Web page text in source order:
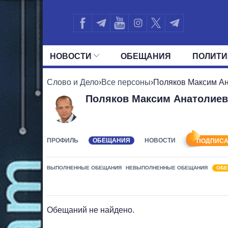
НОВОСТИ ОБЕЩАНИЯ
ВСЕ ПОЛИТИКИ ПРЕЗИДЕНТ И
Слово и Дело›Все персоны›Поляков Максим
Поляков Максим
ПРОФИЛЬ ОБЕЩАНИЯ НОВОСТИ
ВЫПОЛНЕННЫЕ ОБЕЩАНИЯ НЕВЫПОЛНЕННЫЕ ОБЕЩАНИЯ
Обещаний не найдено.